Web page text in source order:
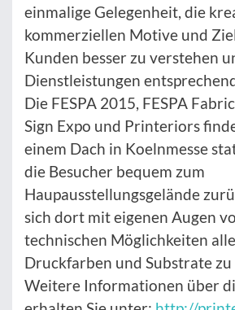
einmalige Gelegenheit, die
kommerziellen Motive und
Kunden besser zu verstehen
Dienstleistungen
Die FESPA 2015, FESPA
Sign Expo und Printeriors
einem Dach in Koelnmesse
die Besucher bequem zum
Haupausstellungsgelände
sich dort mit eigenen Augen
technischen Möglichkeiten
Druckfarben und Substrate zu
Weitere Informationen über